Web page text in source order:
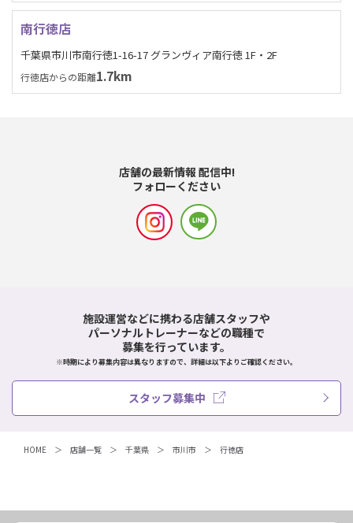
南行徳店
千葉県市川市南行徳1-16-17 グランヴィア南行徳 1F・2F
行徳店からの距離1.7km
店舗の最新情報 配信中!
フォローください
施設運営などに携わる店舗スタッフや
パーソナルトレーナーなどの職種で
募集を行っています。
※時期により募集内容は異なりますので、詳細は以下よりご確認ください。
スタッフ募集中
HOME 店舗一覧 千葉県 市川市 行徳店